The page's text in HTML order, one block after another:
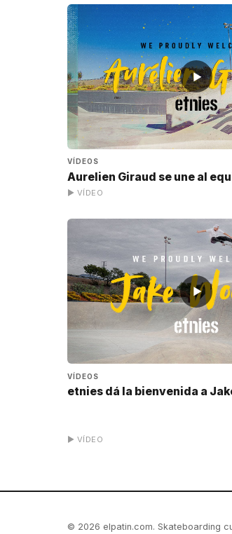
▶
VÍDEOS
Aurelien Giraud se une al
▶ VÍDEO
▶
VÍDEOS
etnies dá la bienvenida a
▶ VÍDEO
© 2026 elpatin.com. Skateboarding